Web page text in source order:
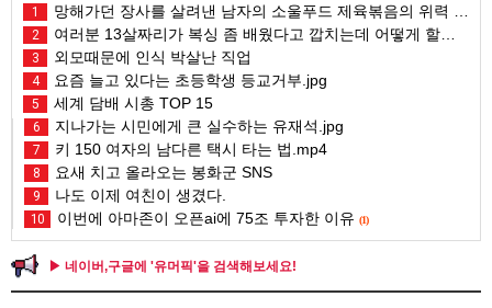
1 망해가던 장사를 살려낸 남자의 소울푸드 제육볶음의 위력 ㅋㅋ
2 여러분 13살짜리가 복싱 좀 배웠다고 깝치는데 어떻게 할까요?
3 외모때문에 인식 박살난 직업
4 요즘 늘고 있다는 초등학생 등교거부.jpg
5 세계 담배 시총 TOP 15
6 지나가는 시민에게 큰 실수하는 유재석.jpg
7 키 150 여자의 남다른 택시 타는 법.mp4
8 요새 치고 올라오는 봉화군 SNS
9 나도 이제 여친이 생겼다.
10 이번에 아마존이 오픈ai에 75조 투자한 이유 (1)
▶ 네이버,구글에 '유머픽'을 검색해보세요!